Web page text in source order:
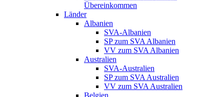
Übereinkommen
Länder
Albanien
SVA-Albanien
SP zum SVA Albanien
VV zum SVA Albanien
Australien
SVA-Australien
SP zum SVA Australien
VV zum SVA Australien
Belgien